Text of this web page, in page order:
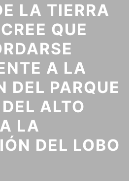
LA TIERRA
QUE
A LA
DEL PARQUE
ALTO
LA
DEL LOBO